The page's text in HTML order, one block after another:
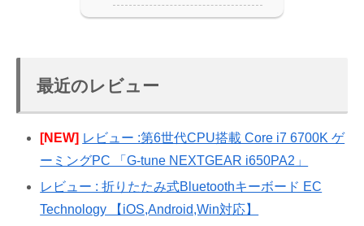
最近のレビュー
[NEW] レビュー :第6世代CPU搭載 Core i7 6700K ゲ
ーミングPC 「G-tune NEXTGEAR i650PA2」
レビュー : 折りたたみ式Bluetoothキーボード EC
Technology 【iOS,Android,Win対応】